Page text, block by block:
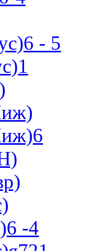
- 5
-4